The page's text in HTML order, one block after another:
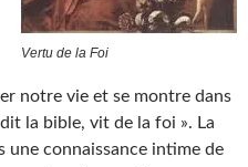
Vertu de la Foi
notre vie et se montre dans
la bible, vit de la foi ». La
une connaissance intime de